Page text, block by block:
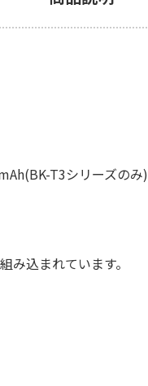
T3シリーズのみ)
込まれています。